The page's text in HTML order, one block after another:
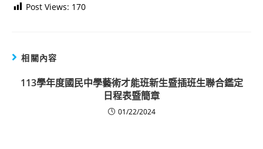
Post Views: 170
相關內容
113學年度國民中學藝術才能班新生暨插班生聯合鑑定
日程表暨簡章
01/22/2024